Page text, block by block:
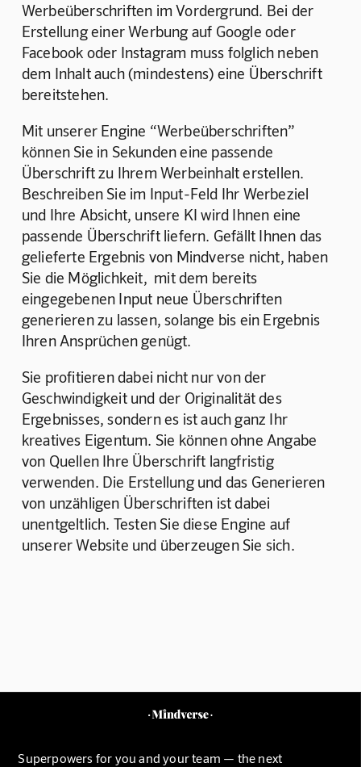
Werbeüberschriften im Vordergrund. Bei der
Erstellung einer Werbung auf Google oder
Facebook oder Instagram muss folglich neben
dem Inhalt auch (mindestens) eine Überschrift
bereitstehen.
Mit unserer Engine “Werbeüberschriften”
können Sie in Sekunden eine passende
Überschrift zu Ihrem Werbeinhalt erstellen.
Beschreiben Sie im Input-Feld Ihr Werbeziel
und Ihre Absicht, unsere KI wird Ihnen eine
passende Überschrift liefern. Gefällt Ihnen das
gelieferte Ergebnis von Mindverse nicht, haben
Sie die Möglichkeit,  mit dem bereits
eingegebenen Input neue Überschriften
generieren zu lassen, solange bis ein Ergebnis
Ihren Ansprüchen genügt.
Sie profitieren dabei nicht nur von der
Geschwindigkeit und der Originalität des
Ergebnisses, sondern es ist auch ganz Ihr
kreatives Eigentum. Sie können ohne Angabe
von Quellen Ihre Überschrift langfristig
verwenden. Die Erstellung und das Generieren
von unzähligen Überschriften ist dabei
unentgeltlich. Testen Sie diese Engine auf
unserer Website und überzeugen Sie sich.
Superpowers for you and your team — the next